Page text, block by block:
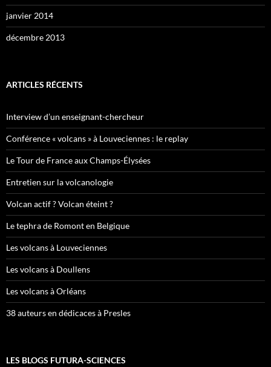
janvier 2014
décembre 2013
ARTICLES RÉCENTS
Interview d’un enseignant-chercheur
Conférence « volcans » à Louveciennes : le replay
Le Tour de France aux Champs-Élysées
Entretien sur la volcanologie
Volcan actif ? Volcan éteint ?
Le tephra de Romont en Belgique
Les volcans à Louveciennes
Les volcans à Doullens
Les volcans à Orléans
38 auteurs en dédicaces à Presles
LES BLOGS FUTURA-SCIENCES